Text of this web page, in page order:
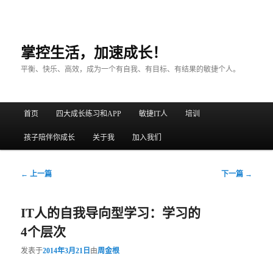
掌控生活，加速成长！
平衡、快乐、高效，成为一个有自我、有目标、有结果的敏捷个人。
跳至主内容区域
跳至副内容区域
首页 四大成长练习和APP 敏捷IT人 培训
孩子陪伴你成长 关于我 加入我们
文章导航
← 上一篇 下一篇 →
IT人的自我导向型学习：学习的
4个层次
发表于2014年3月21日 由周金根